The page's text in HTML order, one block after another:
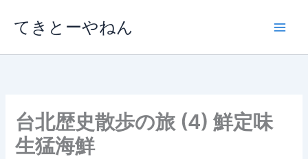
ス
てきとーやねん
台北歴史散歩の旅 (4) 鮮定味
生猛海鮮